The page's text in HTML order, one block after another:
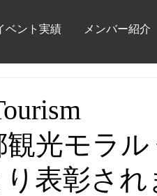
ベント実績 メンバー紹介
光モラル
表彰され